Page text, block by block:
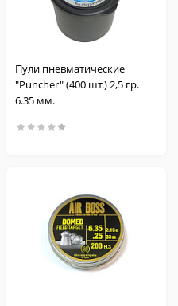
Пули пневматические
"Puncher" (400 шт.) 2,5 гр.
6.35 мм.